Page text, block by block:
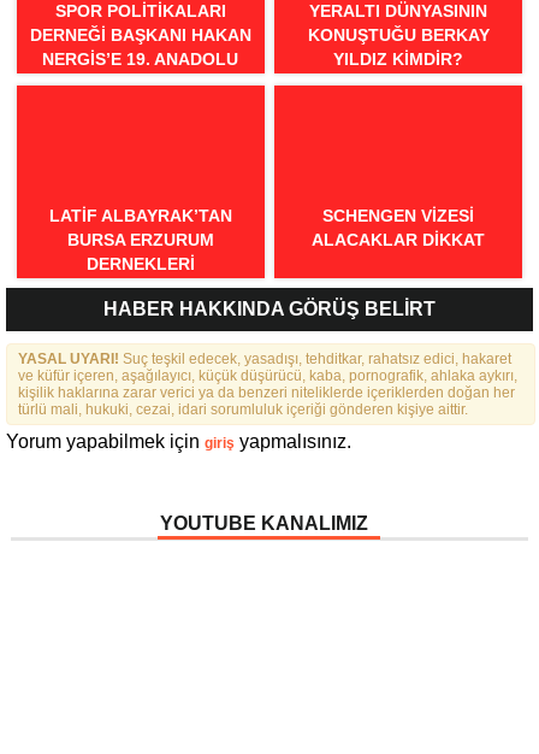
SPOR POLITIKALARI
DERNEĞI BAŞKANI HAKAN
NERGIS’E 19. ANADOLU
SPOR ÖDÜLLERI’NDE
YERALTI DÜNYASININ
KONUŞTUĞU BERKAY
YILDIZ KIMDIR?
LATIF ALBAYRAK’TAN
BURSA ERZURUM
DERNEKLERI
FEDERASYONU İÇIN 25
MADDELIK BÜYÜK VIZYON:
“DAHA GÜÇLÜ, DAHA ETKIN,
DAHA KAPSAYICI BIR
FEDERASYON İÇIN YOLA
ÇIKTIK”
SCHENGEN VİZESİ
ALACAKLAR DİKKAT
HABER HAKKINDA GÖRÜŞ BELİRT
YASAL UYARI! Suç teşkil edecek, yasadışı, tehditkar, rahatsız edici, hakaret
ve küfür içeren, aşağılayıcı, küçük düşürücü, kaba, pornografik, ahlaka aykırı,
kişilik haklarına zarar verici ya da benzeri niteliklerde içeriklerden doğan her
türlü mali, hukuki, cezai, idari sorumluluk içeriği gönderen kişiye aittir.
Yorum yapabilmek için giriş yapmalısınız.
YOUTUBE KANALIMIZ